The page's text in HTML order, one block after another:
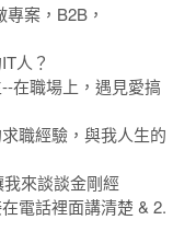
案，B2B，
人？
在職場上，遇見愛搞
職經驗，與我人生的
來談談金剛經
電話裡面講清楚 & 2.